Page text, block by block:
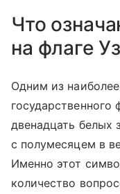
Что
на флаге
Одним из
государственного
двенадцать белых
с полумесяцем в
Именно этот
количество